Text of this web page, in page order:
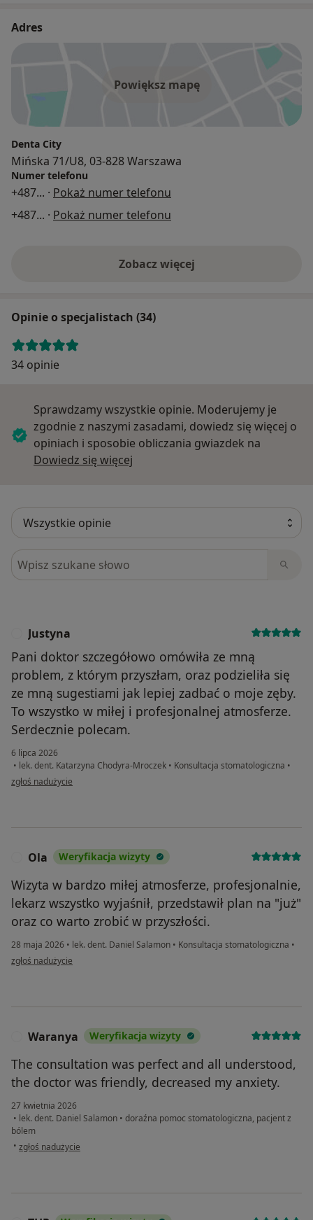
Adres
Powiększ mapę
Denta City
Mińska 71/U8, 03-828 Warszawa
Numer telefonu
+487... · Pokaż numer telefonu
+487... · Pokaż numer telefonu
Zobacz więcej
Opinie o specjalistach (34)
34 opinie
Sprawdzamy wszystkie opinie. Moderujemy je
zgodnie z naszymi zasadami, dowiedz się więcej o
opiniach i sposobie obliczania gwiazdek na
Dowiedz się więcej
Szukaj w opiniach
Justyna
Pani doktor szczegółowo omówiła ze mną
problem, z którym przyszłam, oraz podzieliła się
ze mną sugestiami jak lepiej zadbać o moje zęby.
To wszystko w miłej i profesjonalnej atmosferze.
Serdecznie polecam.
6 lipca 2026
• lek. dent. Katarzyna Chodyra-Mroczek • Konsultacja stomatologiczna •
w opinii użytkownika Justyna
zgłoś nadużycie
Ola Weryfikacja wizyty
Wizyta w bardzo miłej atmosferze, profesjonalnie,
lekarz wszystko wyjaśnił, przedstawił plan na "już"
oraz co warto zrobić w przyszłości.
28 maja 2026 • lek. dent. Daniel Salamon • Konsultacja stomatologiczna •
w opinii użytkownika Ola
zgłoś nadużycie
Waranya Weryfikacja wizyty
The consultation was perfect and all understood,
the doctor was friendly, decreased my anxiety.
27 kwietnia 2026
• lek. dent. Daniel Salamon • doraźna pomoc stomatologiczna, pacjent z
bólem
• w opinii użytkownika Waranya
zgłoś nadużycie